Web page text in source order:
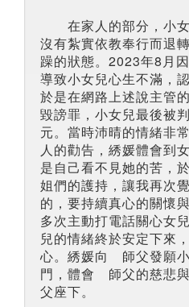
在家人的部分，小女
沒有紮實依教奉行而退
躁的狀態。2023年8月
導致小女兒心生不滿，
於是在網路上述說主管
毀謗罪，小女兒最後被
元。當時沛晴的情緒非
人的勸告，綉媛體會到
是自己看不見她的苦，
姐們的護持，讓我再次
的，要持續真心的關懷
多次主動打電話關心女
兒的情緒終於安定下來
心。綉媛向 師父發願
門，體會 師父的慈悲
父座下。